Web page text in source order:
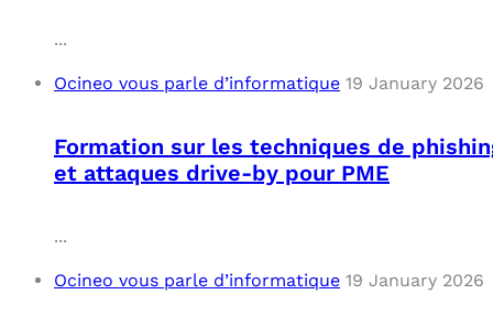
...
Ocineo vous parle d’informatique 19 January 2026
Formation sur les techniques de
et attaques drive-by pour PME
...
Ocineo vous parle d’informatique 19 January 2026